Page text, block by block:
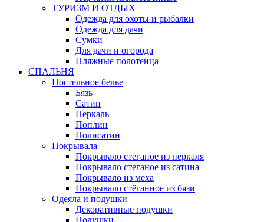
ТУРИЗМ И ОТДЫХ
Одежда для охоты и рыбалки
Одежда для дачи
Сумки
Для дачи и огорода
Пляжные полотенца
СПАЛЬНЯ
Постельное белье
Бязь
Сатин
Перкаль
Поплин
Полисатин
Покрывала
Покрывало стеганое из перкаля
Покрывало стеганое из сатина
Покрывало из меха
Покрывало стёганное из бязи
Одеяла и подушки
Декоративные подушки
Подушки